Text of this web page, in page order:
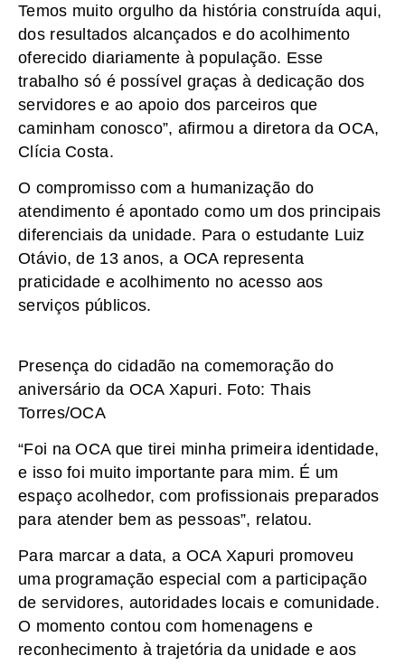
Temos muito orgulho da história construída aqui,
dos resultados alcançados e do acolhimento
oferecido diariamente à população. Esse
trabalho só é possível graças à dedicação dos
servidores e ao apoio dos parceiros que
caminham conosco”, afirmou a diretora da OCA,
Clícia Costa.
O compromisso com a humanização do
atendimento é apontado como um dos principais
diferenciais da unidade. Para o estudante Luiz
Otávio, de 13 anos, a OCA representa
praticidade e acolhimento no acesso aos
serviços públicos.
Presença do cidadão na comemoração do
aniversário da OCA Xapuri. Foto: Thais
Torres/OCA
“Foi na OCA que tirei minha primeira identidade,
e isso foi muito importante para mim. É um
espaço acolhedor, com profissionais preparados
para atender bem as pessoas”, relatou.
Para marcar a data, a OCA Xapuri promoveu
uma programação especial com a participação
de servidores, autoridades locais e comunidade.
O momento contou com homenagens e
reconhecimento à trajetória da unidade e aos